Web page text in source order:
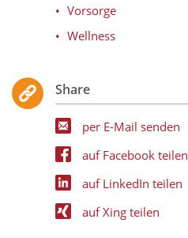
Vorsorge
Wellness
Share
per E-Mail senden
auf Facebook teilen
auf LinkedIn teilen
auf Xing teilen